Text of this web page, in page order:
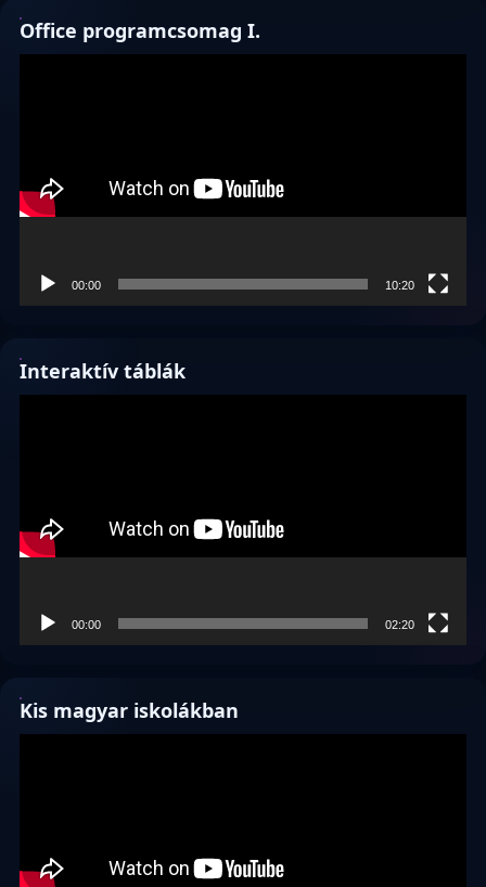
Office programcsomag I.
00:00 10:20
Interaktív táblák
00:00 02:20
Kis magyar iskolákban